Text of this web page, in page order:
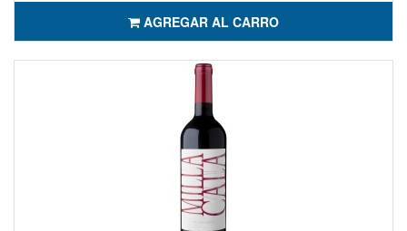
AGREGAR AL CARRO